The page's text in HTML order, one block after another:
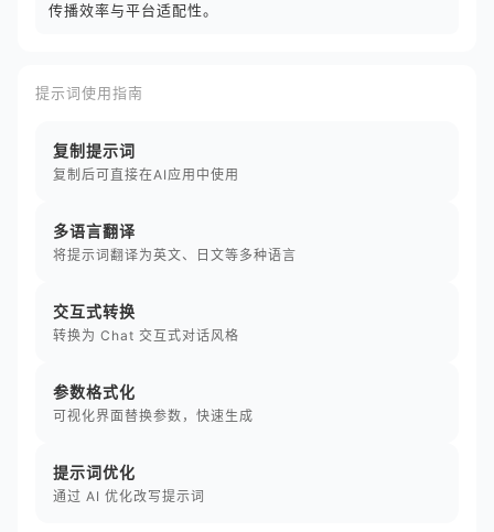
传播效率与平台适配性。
提示词使用指南
复制提示词
复制后可直接在AI应用中使用
多语言翻译
将提示词翻译为英文、日文等多种语言
交互式转换
转换为 Chat 交互式对话风格
参数格式化
可视化界面替换参数，快速生成
提示词优化
通过 AI 优化改写提示词